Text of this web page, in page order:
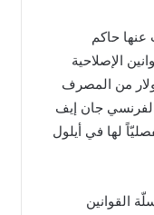
عنها حاكم
الإصلاحية
من المصرف
جان إيف
لها في أيلول
القوانين